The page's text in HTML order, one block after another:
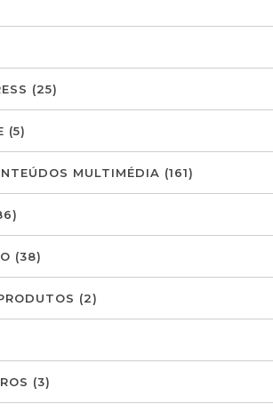
(25)
(5)
MULTIMÉDIA (161)
(38)
(2)
(3)